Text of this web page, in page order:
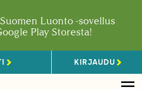
Luonto -sovellus
Play Storesta!
KIRJAUDU